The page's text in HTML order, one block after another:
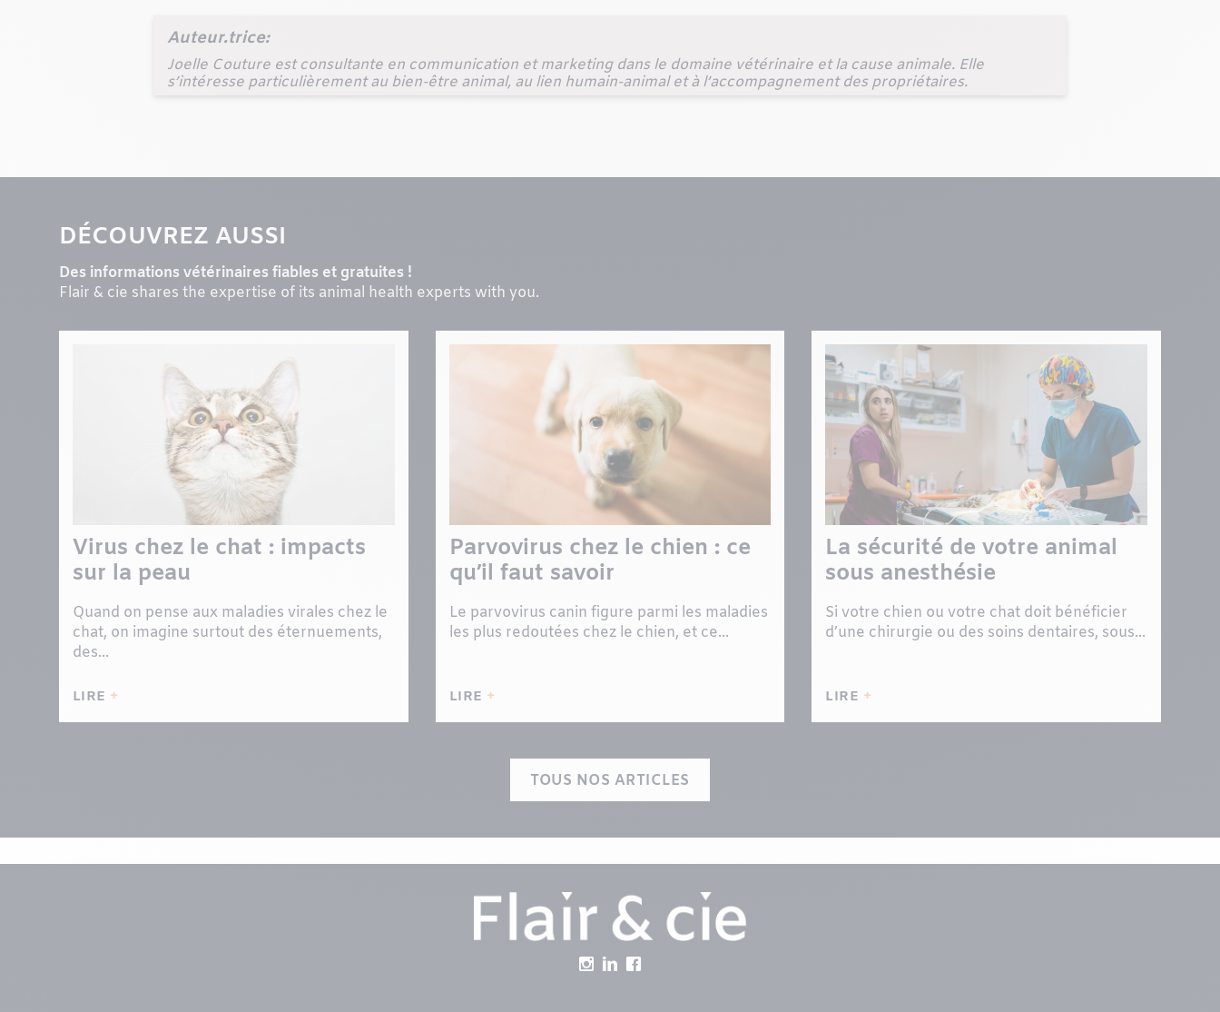
Auteur.trice:
Joelle Couture est consultante en communication et marketing dans le domaine vétérinaire et la cause animale. Elle
s’intéresse particulièrement au bien-être animal, au lien humain-animal et à l’accompagnement des propriétaires.
DÉCOUVREZ AUSSI
Des informations vétérinaires fiables et gratuites !
Flair & cie shares the expertise of its animal health experts with you.
Virus chez le chat : impacts
sur la peau
Quand on pense aux maladies virales chez le
chat, on imagine surtout des éternuements,
des...
LIRE
Parvovirus chez le chien : ce
qu’il faut savoir
Le parvovirus canin figure parmi les maladies
les plus redoutées chez le chien, et ce...
LIRE
La sécurité de votre animal
sous anesthésie
Si votre chien ou votre chat doit bénéficier
d’une chirurgie ou des soins dentaires, sous...
LIRE
TOUS NOS ARTICLES